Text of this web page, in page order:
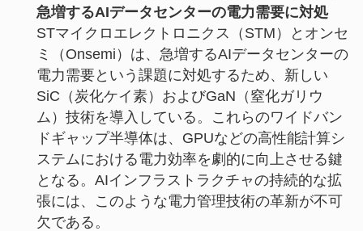
急増するAIデータセンターの電力需要に対処
STマイクロエレクトロニクス（STM）とオンセ
ミ（Onsemi）は、急増するAIデータセンターの
電力需要という課題に対処するため、新しい
SiC（炭化ケイ素）およびGaN（窒化ガリウ
ム）技術を導入している。これらのワイドバン
ドギャップ半導体は、GPUなどの高性能計算シ
ステムにおける電力効率を劇的に向上させる鍵
となる。AIインフラストラクチャの持続的な拡
張には、このような電力管理技術の革新が不可
欠である。